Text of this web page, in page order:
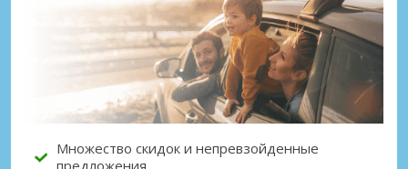
Множество скидок и непревзойденные